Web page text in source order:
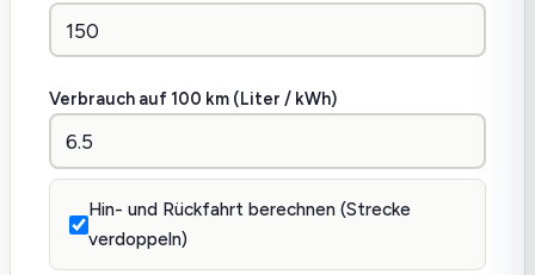
Verbrauch auf 100 km (Liter / kWh)
Hin- und Rückfahrt berechnen (Strecke
verdoppeln)